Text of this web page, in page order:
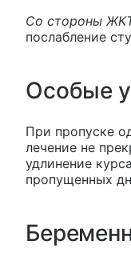
Со стороны
послабление
Особые
При пропуске
лечение не
удлинение
пропущенных